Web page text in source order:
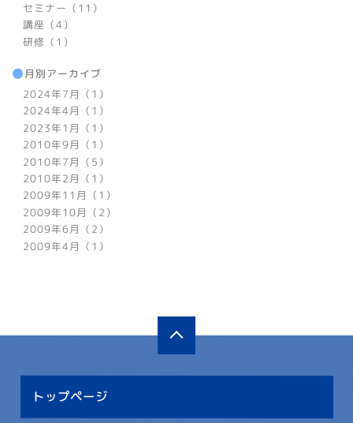
セミナー（11）
講座（4）
研修（1）
月別アーカイブ
2024年7月（1）
2024年4月（1）
2023年1月（1）
2010年9月（1）
2010年7月（5）
2010年2月（1）
2009年11月（1）
2009年10月（2）
2009年6月（2）
2009年4月（1）
トップページ